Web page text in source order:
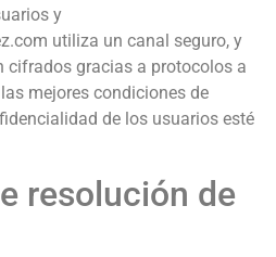
y
utiliza un canal seguro, y
cifrados gracias a protocolos a
mejores condiciones de
de los usuarios esté
resolución de